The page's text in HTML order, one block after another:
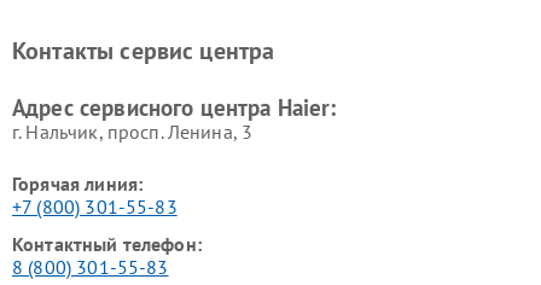
Ремонт роботов-пылесосов
Ремонт посудомоечных
Контакты сервис центра
Адрес сервисного центра Haier:
г. Нальчик, просп. Ленина, 3
Горячая линия:
+7 (800) 301-55-83
Контактный телефон:
8 (800) 301-55-83